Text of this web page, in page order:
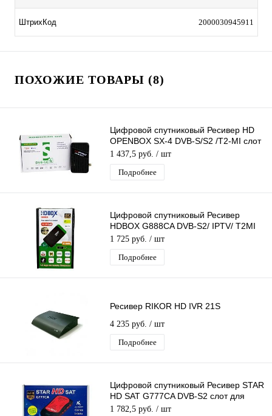
ШтрихКод 2000030945911
ПОХОЖИЕ ТОВАРЫ (8)
Цифровой спутниковый Ресивер HD
OPENBOX SX-4 DVB-S/S2 /T2-MI слот
для карты, USB поддержка 3G
модема
1 437,5 руб. / шт
Подробнее
Цифровой спутниковый Ресивер
HDBOX G888CA DVB-S2/ IPTV/ T2MI
слот для карты, поддержка 3G
модема
1 725 руб. / шт
Подробнее
Ресивер RIKOR HD IVR 21S
4 235 руб. / шт
Подробнее
Цифровой спутниковый Ресивер STAR
HD SAT G777CA DVB-S2 слот для
карты, USB поддержка 3G модема
1 782,5 руб. / шт